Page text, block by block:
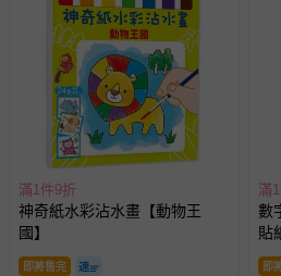
若您對於會員帳號、商品訂購與
式、折價券與購物金的使用、退
問，你可詳見：媽咪愛客服中心
預購商品：預購為海外同步代購
助取消退款事宜。
商品如因「價格、組合」等錯誤
會主動以簡訊及mail通知訂單取
償。
滿1件9折
神奇紙水彩沾水畫【動物王
國】
即將售完
滿
數
貼
即